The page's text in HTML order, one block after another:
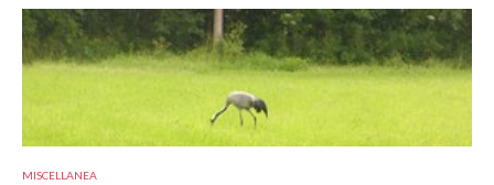
MISCELLANEA